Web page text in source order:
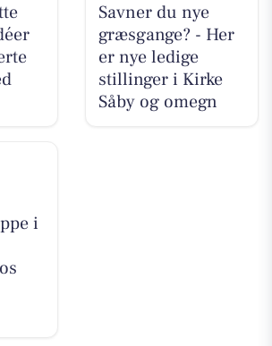
Savner du nye
græsgange? - Her
er nye ledige
stillinger i Kirke
Såby og omegn
i